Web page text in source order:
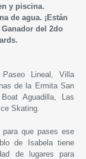
y piscina.
de agua. ¡Están
del 2do
Lineal, Villa
de la Ermita San
Aguadilla, Las
Skating.
que pases ese
de Isabela tiene
de lugares para